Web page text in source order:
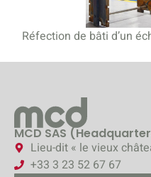
Réfection de bâti d’un
MCD SAS
Lieu-dit « le vieux
+33 3 23 52 67 67